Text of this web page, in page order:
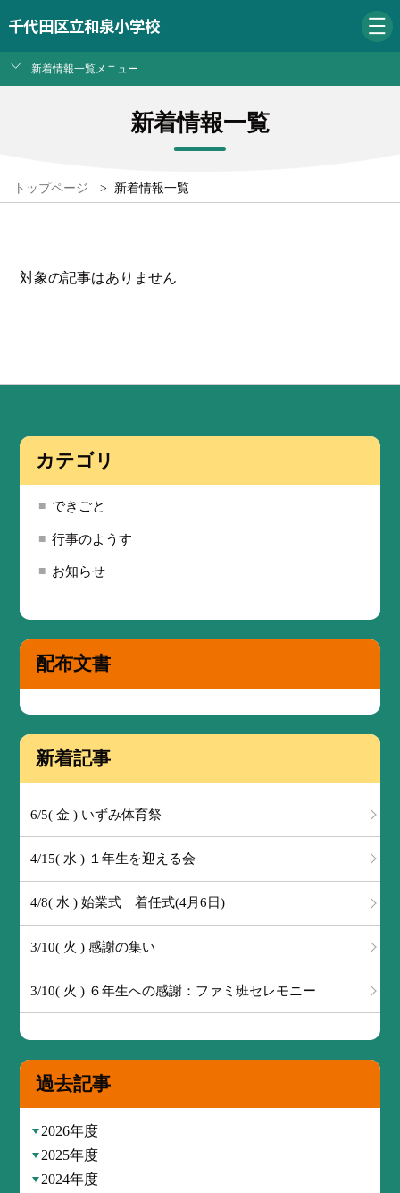
千代田区立和泉小学校
新着情報一覧メニュー
新着情報一覧
トップページ > 新着情報一覧
対象の記事はありません
カテゴリ
できごと
行事のようす
お知らせ
配布文書
新着記事
6/5( 金 ) いずみ体育祭
4/15( 水 ) １年生を迎える会
4/8( 水 ) 始業式 着任式(4月6日)
3/10( 火 ) 感謝の集い
3/10( 火 ) ６年生への感謝：ファミ班セレモニー
過去記事
2026年度
2025年度
2024年度